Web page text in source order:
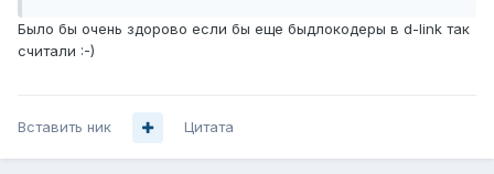
Было бы очень здорово если бы еще быдлокодеры в d-link так
считали :-)
Вставить ник Цитата